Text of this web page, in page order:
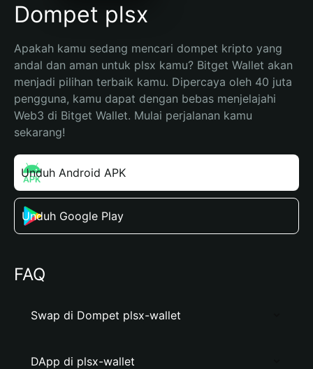
Dompet plsx
Apakah kamu sedang mencari dompet kripto yang
andal dan aman untuk plsx kamu? Bitget Wallet akan
menjadi pilihan terbaik kamu. Dipercaya oleh 40 juta
pengguna, kamu dapat dengan bebas menjelajahi
Web3 di Bitget Wallet. Mulai perjalanan kamu
sekarang!
Unduh Android APK
Unduh Google Play
FAQ
Swap di Dompet plsx-wallet
DApp di plsx-wallet